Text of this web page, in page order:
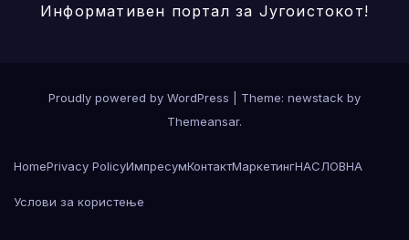
Информативен портал за Југоистокот!
Proudly powered by WordPress
Theme: newstack by
Themeansar.
HomePrivacy PolicyИмпресумКонтактМаркетингНАСЛОВНА
Услови за користење